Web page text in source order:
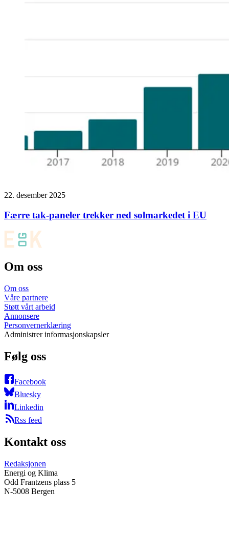
22. desember 2025
Færre tak-paneler trekker ned solmarkedet i EU
Om oss
Om oss
Våre partnere
Støtt vårt arbeid
Annonsere
Personvernerklæring
Administrer informasjonskapsler
Følg oss
Facebook
Bluesky
Linkedin
Rss feed
Kontakt oss
Redaksjonen
Energi og Klima
Odd Frantzens plass 5
N-5008 Bergen